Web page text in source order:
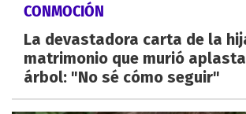
CONMOCIÓN
La devastadora carta de la
matrimonio que murió
árbol: "No sé cómo seguir"